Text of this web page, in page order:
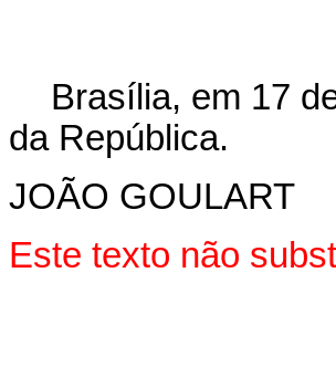
Brasília, em 17
da República.
JOÃO GOULART
Este texto não